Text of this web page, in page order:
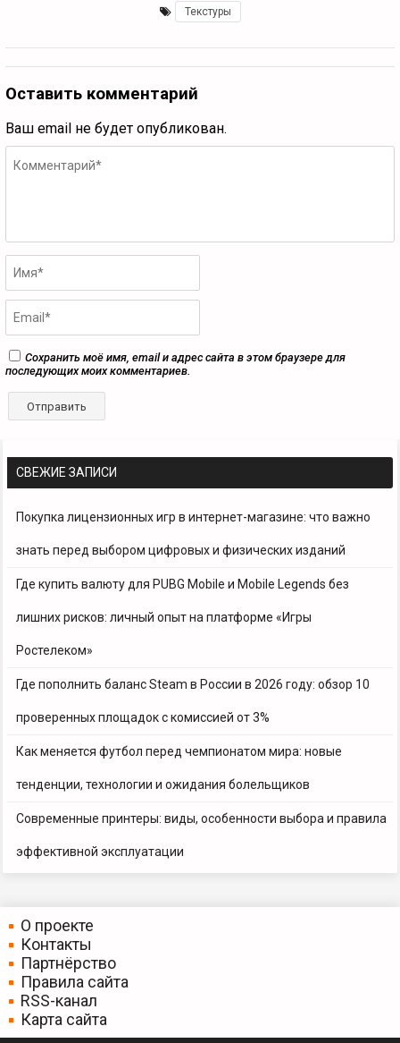
СВЕЖИЕ ЗАПИСИ
Покупка лицензионных игр в интернет-магазине: что важно
знать перед выбором цифровых и физических изданий
Где купить валюту для PUBG Mobile и Mobile Legends без
лишних рисков: личный опыт на платформе «Игры
Ростелеком»
Где пополнить баланс Steam в России в 2026 году: обзор 10
проверенных площадок с комиссией от 3%
Как меняется футбол перед чемпионатом мира: новые
тенденции, технологии и ожидания болельщиков
Современные принтеры: виды, особенности выбора и правила
эффективной эксплуатации
Текстуры
Оставить комментарий
Ваш email не будет опубликован.
Сохранить моё имя, email и адрес сайта в этом браузере для
последующих моих комментариев.
О проекте
Контакты
Партнёрство
Правила сайта
RSS-канал
Карта сайта